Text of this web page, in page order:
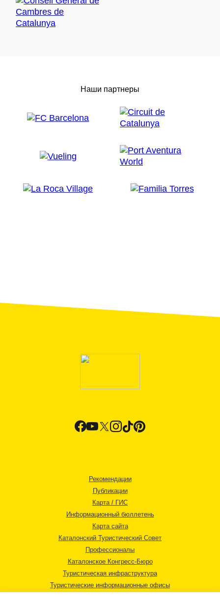
Наши партнеры
Рекомендации
Публикации
Карта / ГИС
Информационный бюллетень
Карта сайта
Каталонский Туристический Совет
Профессионалы
Каталонское Конгресс-Бюро
Туристическая инфраструктура
Туристические информационные офисы